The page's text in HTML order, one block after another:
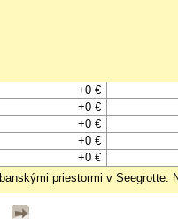
+0 €
+0 €
+0 €
+0 €
+0 €
priestormi v